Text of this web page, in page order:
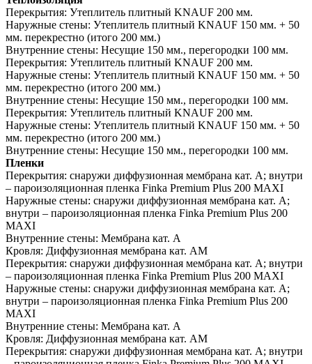
Перекрытия: Утеплитель плитный KNAUF 200 мм.
Наружные стены: Утеплитель плитный KNAUF 150 мм. + 50
мм. перекрестно (итого 200 мм.)
Внутренние стены: Несущие 150 мм., перегородки 100 мм.
Перекрытия: Утеплитель плитный KNAUF 200 мм.
Наружные стены: Утеплитель плитный KNAUF 150 мм. + 50
мм. перекрестно (итого 200 мм.)
Внутренние стены: Несущие 150 мм., перегородки 100 мм.
Перекрытия: Утеплитель плитный KNAUF 200 мм.
Наружные стены: Утеплитель плитный KNAUF 150 мм. + 50
мм. перекрестно (итого 200 мм.)
Внутренние стены: Несущие 150 мм., перегородки 100 мм.
Пленки
Перекрытия: снаружи диффузионная мембрана кат. А; внутри
– пароизоляционная пленка Finka Premium Plus 200 MAXI
Наружные стены: снаружи диффузионная мембрана кат. А;
внутри – пароизоляционная пленка Finka Premium Plus 200
MAXI
Внутренние стены: Мембрана кат. А
Кровля: Диффузионная мембрана кат. АМ
Перекрытия: снаружи диффузионная мембрана кат. А; внутри
– пароизоляционная пленка Finka Premium Plus 200 MAXI
Наружные стены: снаружи диффузионная мембрана кат. А;
внутри – пароизоляционная пленка Finka Premium Plus 200
MAXI
Внутренние стены: Мембрана кат. А
Кровля: Диффузионная мембрана кат. АМ
Перекрытия: снаружи диффузионная мембрана кат. А; внутри